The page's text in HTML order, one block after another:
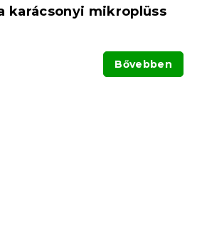
karácsonyi mikroplüss
Bővebben